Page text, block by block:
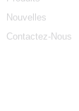
Nouvelles
Contactez-Nous